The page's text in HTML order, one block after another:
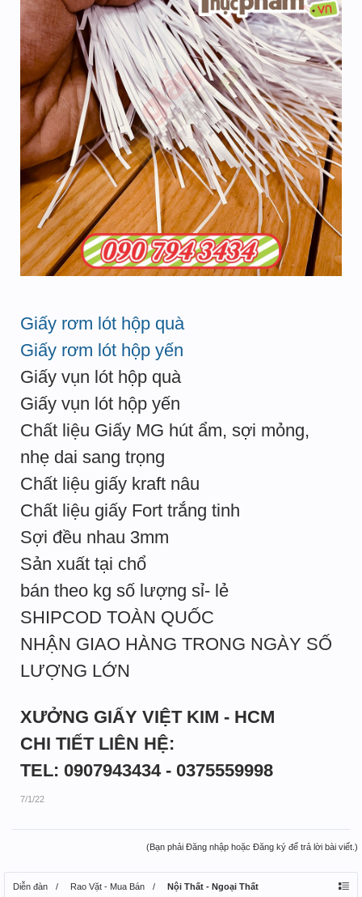
Giấy rơm lót hộp quà
Giấy rơm lót hộp yến
Giấy vụn lót hộp quà
Giấy vụn lót hộp yến
Chất liệu Giấy MG hút ẩm, sợi mỏng,
nhẹ dai sang trọng
Chất liệu giấy kraft nâu
Chất liệu giấy Fort trắng tinh
Sợi đều nhau 3mm
Sản xuất tại chổ
bán theo kg số lượng sỉ- lẻ
SHIPCOD TOÀN QUỐC
NHẬN GIAO HÀNG TRONG NGÀY SỐ
LƯỢNG LỚN
XƯỞNG GIẤY VIỆT KIM - HCM
CHI TIẾT LIÊN HỆ:
TEL: 0907943434 - 0375559998
7/1/22
(Bạn phải Đăng nhập hoặc Đăng ký để trả lời bài viết.)
Diễn đàn Rao Vặt - Mua Bán Nội Thất - Ngoại Thất